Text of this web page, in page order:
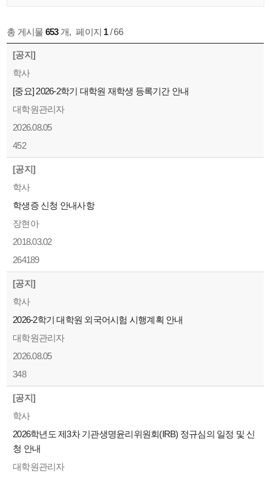
총 게시물 653개, 페이지 1/ 66
[공지]
학사
[중요] 2026-2학기 대학원 재학생 등록기간 안내
대학원관리자
2026.08.05
452
[공지]
학사
학생증 신청 안내사항
장현아
2018.03.02
264189
[공지]
학사
2026-2학기 대학원 외국어시험 시행계획 안내
대학원관리자
2026.08.05
348
[공지]
학사
2026학년도 제3차 기관생명윤리위원회(IRB) 정규심의 일정 및 신
청 안내
대학원관리자